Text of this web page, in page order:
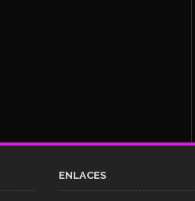
ENLACES